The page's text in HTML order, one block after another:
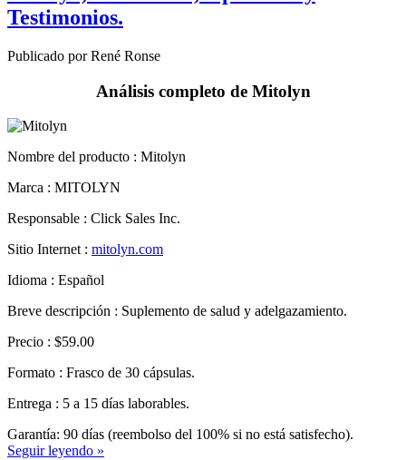
Publicado por René Ronse
Análisis completo de Mitolyn
Nombre del producto :
Marca : MITOLYN
Responsable : Click Sales Inc.
Sitio Internet :mitolyn.com
Idioma : Español
Breve descripción : Suplemento de salud y adelgazamiento.
Precio : $59.00
Formato : Frasco de 30 cápsulas.
Entrega : 5 a 15 días laborables.
Garantía: 90 días (reembolso del 100% si no está satisfecho).
Publicado enAnálisis